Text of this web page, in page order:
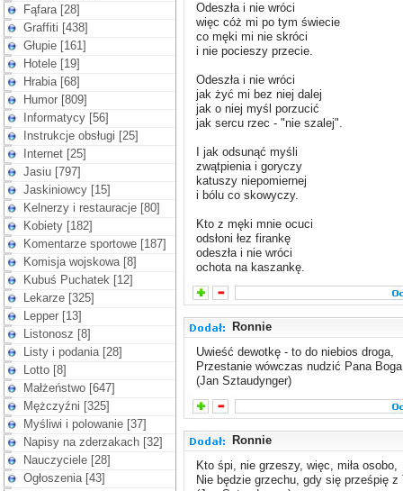
Fąfara [28]
Graffiti [438]
Głupie [161]
Hotele [19]
Hrabia [68]
Humor [809]
Informatycy [56]
Instrukcje obsługi [25]
Internet [25]
Jasiu [797]
Jaskiniowcy [15]
Kelnerzy i restauracje [80]
Kobiety [182]
Komentarze sportowe [187]
Komisja wojskowa [8]
Kubuś Puchatek [12]
Lekarze [325]
Lepper [13]
Listonosz [8]
Listy i podania [28]
Lotto [8]
Małżeństwo [647]
Mężczyźni [325]
Myśliwi i polowanie [37]
Napisy na zderzakach [32]
Nauczyciele [28]
Ogłoszenia [43]
Odeszła i nie wróci
więc cóż mi po tym świecie
co męki mi nie skróci
i nie pocieszy przecie.
Odeszła i nie wróci
jak żyć mi bez niej dalej
jak o niej myśl porzucić
jak sercu rzec - "nie szalej".
I jak odsunąć myśli
zwątpienia i goryczy
katuszy niepomiernej
i bólu co skowyczy.
Kto z męki mnie ocuci
odsłoni łez firankę
odeszła i nie wróci
ochota na kaszankę.
Ronnie
Uwieść dewotkę - to do niebios droga,
Przestanie wówczas nudzić Pana
(Jan Sztaudynger)
Ronnie
Kto śpi, nie grzeszy, więc, miła osobo,
Nie będzie grzechu, gdy się prześpię z